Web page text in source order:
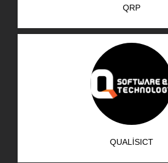
AR-GE Portal
Kariyer Portal
EN
QRP
QUALISICT